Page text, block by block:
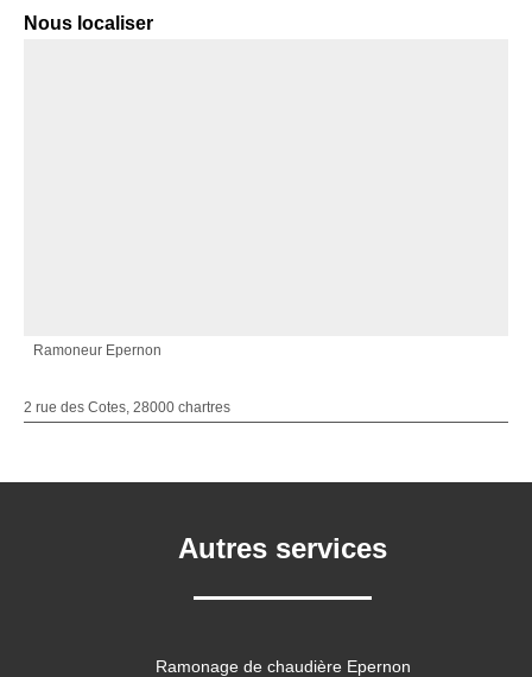
Nous localiser
Ramoneur Epernon
2 rue des Cotes, 28000 chartres
Autres services
Ramonage de chaudière Epernon